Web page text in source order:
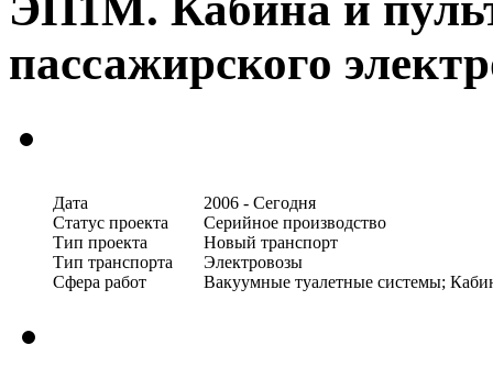
пассажирского
Дата
2006 - Сегодня
Статус проекта
Серийное производство
Тип проекта
Новый транспорт
Тип транспорта
Электровозы
Сфера работ
Вакуумные туалетные системы;